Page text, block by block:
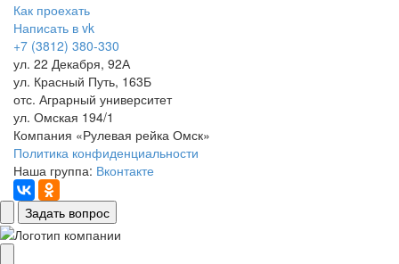
Как проехать
Написать в vk
+7 (3812) 380-330
ул. 22 Декабря, 92А
ул. Красный Путь, 163Б
отс. Аграрный университет
ул. Омская 194/1
Компания «Рулевая рейка Омск»
Политика конфиденциальности
Наша группа: Вконтакте
Задать вопрос